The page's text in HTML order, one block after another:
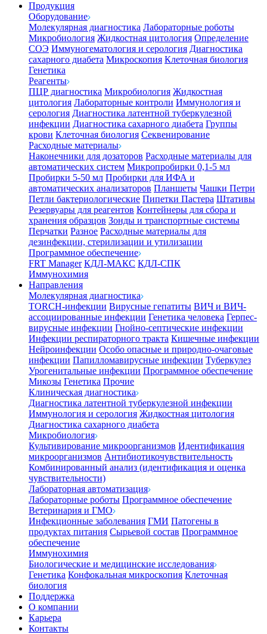
Продукция
Оборудование
Молекулярная диагностика Лабораторные роботы
Микробиология Жидкостная цитология Определение
СОЭ Иммуногематология и серология Диагностика
сахарного диабета Микроскопия Клеточная биология
Генетика
Реагенты
ПЦР диагностика Микробиология Жидкостная
цитология Лабораторные контроли Иммунология и
серология Диагностика латентной туберкулезной
инфекции Диагностика сахарного диабета Группы
крови Клеточная биология Секвенирование
Расходные материалы
Наконечники для дозаторов Расходные материалы для
автоматических систем Микропробирки 0,1-5 мл
Пробирки 5-50 мл Пробирки для ИФА и
автоматических анализаторов Планшеты Чашки Петри
Петли бактериологические Пипетки Пастера Штативы
Резервуары для реагентов Контейнеры для сбора и
хранения образцов Зонды и транспортные системы
Перчатки Разное Расходные материалы для
дезинфекции, стерилизации и утилизации
Программное обеспечение
FRT Manager КДЛ-МАКС КДЛ-СПК
Иммунохимия
Направления
Молекулярная диагностика
TORCH-инфекции Вирусные гепатиты ВИЧ и ВИЧ-
ассоциированные инфекции Генетика человека Герпес-
вирусные инфекции Гнойно-септические инфекции
Инфекции респираторного тракта Кишечные инфекции
Нейроинфекции Особо опасные и природно-очаговые
инфекции Папилломавирусные инфекции Туберкулез
Урогенитальные инфекции Программное обеспечение
Микозы Генетика Прочие
Клиническая диагностика
Диагностика латентной туберкулезной инфекции
Иммунология и серология Жидкостная цитология
Диагностика сахарного диабета
Микробиология
Культивирование микроорганизмов Идентификация
микроорганизмов Антибиотикочувствительность
Комбинированный анализ (идентификация и оценка
чувствительности)
Лабораторная автоматизация
Лабораторные роботы Программное обеспечение
Ветеринария и ГМО
Инфекционные заболевания ГМИ Патогены в
продуктах питания Сырьевой состав Программное
обеспечение
Иммунохимия
Биологические и медицинские исследования
Генетика Конфокальная микроскопия Клеточная
биология
Поддержка
О компании
Карьера
Контакты